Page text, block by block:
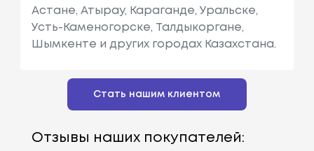
Астане, Атырау, Караганде, Уральске,
Усть-Каменогорске, Талдыкоргане,
Шымкенте и других городах Казахстана.
Стать нашим клиентом
Отзывы наших покупателей: